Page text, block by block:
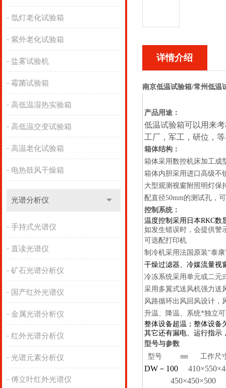
氙灯老化试验箱
紫外老化试验箱
盐雾试验机
霉菌试验箱
高低温湿热实验箱
高低温交变试验箱
高温老化试验箱
电热鼓风干燥箱
光谱分析仪
手持式光谱仪
直读光谱仪
矿石光谱分析仪
国产红外光谱仪
金属光谱分析仪
红外光谱分析仪
光谱元素分析仪
傅立叶红外光谱仪
详情介绍
南京低温试验箱/常州低温
产品用途：
低温试验箱可以用来
工厂，军工，研位，
箱体结构：
箱体采用数控机床加工成
箱体内胆采用进口高级不
大型观测视窗附照明灯保
配直径50mm的测试孔，
控制系统：
温度控制采用日本RKC数
如发生错误时，会提供警
可选配打印机
制冷机采用法国原装“泰康
干燥过滤器、冷媒流量视
冷冻系统采用单元或二元
采用多翼式送风机强力送
风路循环出风回风设计，
升温、降温、系统*独立
整体设备超温；整体设备
其它还有漏电、运行指示
型号与参数
型号
㎜ 工作尺
DW － 100 410×550×
450×450×500